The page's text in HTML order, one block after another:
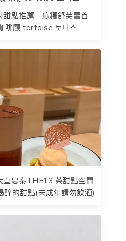
甜點推薦｜麻糬舒芙蕾首
啡廳 tortoise 토터스
直忠泰THE13 茶甜點空間
醉的甜點(未成年請勿飲酒)